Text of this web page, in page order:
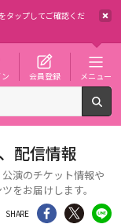
タップしてご確認くだ
会員登録 メニュー
配信情報
演のチケット情報や
をお届けします。
SHARE シェア Twitter